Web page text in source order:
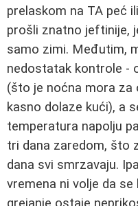
prelaskom na TA peć
prošli znatno jeftinije,
samo zimi. Međutim,
nedostatak kontrole -
(što je noćna mora za
kasno dolaze kući), a
temperatura napolju
tri dana zaredom, što
dana svi smrzavaju.
vremena ni volje da
grejanje ostaje